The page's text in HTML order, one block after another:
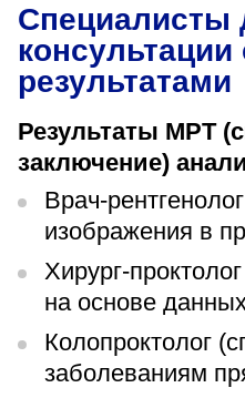
Специалисты
консультации
результатами
Результаты МРТ
заключение)
Врач-
изображения в
Хирург-
на основе
Колопроктолог
заболеваниям